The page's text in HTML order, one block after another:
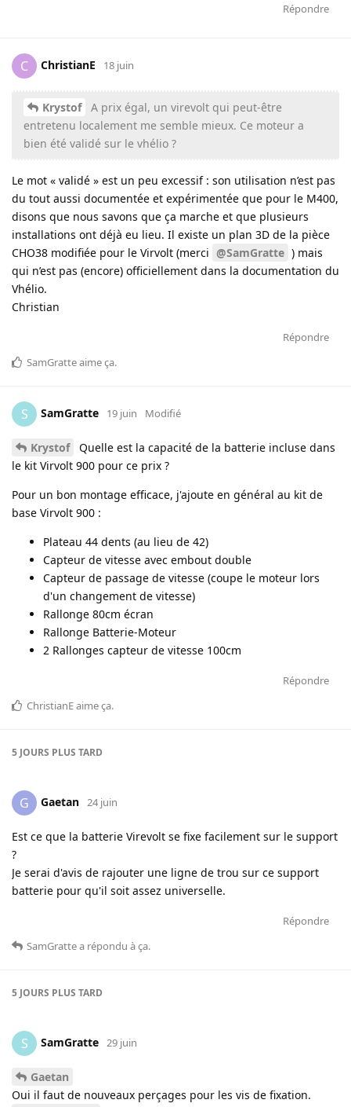
Répondre
C ChristianE 18 juin
Krystof
A prix égal, un virevolt qui peut-être
entretenu localement me semble mieux. Ce moteur a
bien été validé sur le vhélio ?
Le mot « validé » est un peu excessif : son utilisation n’est pas
du tout aussi documentée et expérimentée que pour le M400,
disons que nous savons que ça marche et que plusieurs
installations ont déjà eu lieu. Il existe un plan 3D de la pièce
CHO38 modifiée pour le Virvolt (merci @SamGratte ) mais
qui n’est pas (encore) officiellement dans la documentation du
Vhélio.
Christian
Répondre
SamGratteaime ça.
S SamGratte 19 juin Modifié
Krystof
Quelle est la capacité de la batterie incluse dans
le kit Virvolt 900 pour ce prix ?
Pour un bon montage efficace, j'ajoute en général au kit de
base Virvolt 900 :
Plateau 44 dents (au lieu de 42)
Capteur de vitesse avec embout double
Capteur de passage de vitesse (coupe le moteur lors
d'un changement de vitesse)
Rallonge 80cm écran
Rallonge Batterie-Moteur
2 Rallonges capteur de vitesse 100cm
Répondre
ChristianEaime ça.
5 JOURS PLUS TARD
G Gaetan 24 juin
Est ce que la batterie Virevolt se fixe facilement sur le support
?
Je serai d'avis de rajouter une ligne de trou sur ce support
batterie pour qu'il soit assez universelle.
Répondre
SamGrattea répondu à ça.
5 JOURS PLUS TARD
S SamGratte 29 juin
Gaetan
Oui il faut de nouveaux perçages pour les vis de fixation.